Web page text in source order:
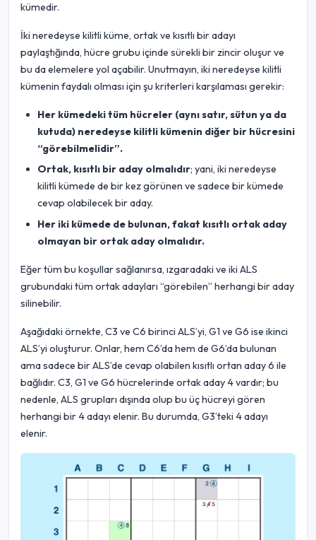
kümedir.
İki neredeyse kilitli küme, ortak ve kısıtlı bir adayı
paylaştığında, hücre grubu içinde sürekli bir zincir oluşur ve
bu da elemelere yol açabilir. Unutmayın, iki neredeyse kilitli
kümenin faydalı olması için şu kriterleri karşılaması gerekir:
Her kümedeki tüm hücreler (aynı satır, sütun ya da
kutuda) neredeyse kilitli kümenin diğer bir hücresini
“görebilmelidir”.
Ortak, kısıtlı bir aday olmalıdır; yani, iki neredeyse
kilitli kümede de bir kez görünen ve sadece bir kümede
cevap olabilecek bir aday.
Her iki kümede de bulunan, fakat kısıtlı ortak aday
olmayan bir ortak aday olmalıdır.
Eğer tüm bu koşullar sağlanırsa, ızgaradaki ve iki ALS
grubundaki tüm ortak adayları “görebilen” herhangi bir aday
silinebilir.
Aşağıdaki örnekte, C3 ve C6 birinci ALS’yi, G1 ve G6 ise ikinci
ALS’yi oluşturur. Onlar, hem C6’da hem de G6’da bulunan
ama sadece bir ALS’de cevap olabilen kısıtlı ortan aday 6 ile
bağlıdır. C3, G1 ve G6 hücrelerinde ortak aday 4 vardır; bu
nedenle, ALS grupları dışında olup bu üç hücreyi gören
herhangi bir 4 adayı elenir. Bu durumda, G3’teki 4 adayı
elenir.